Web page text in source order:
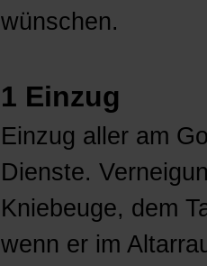
wünschen.
1 Einzug
Einzug aller am
Dienste.
Kniebeuge, dem
wenn er im